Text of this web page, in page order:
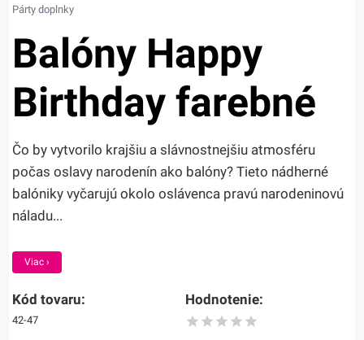
Párty doplnky
Balóny Happy
Birthday farebné
Čo by vytvorilo krajšiu a slávnostnejšiu atmosféru
počas oslavy narodenín ako balóny? Tieto nádherné
balóniky vyčarujú okolo oslávenca pravú narodeninovú
náladu...
Viac ›
Kód tovaru:
42-47
Hodnotenie: